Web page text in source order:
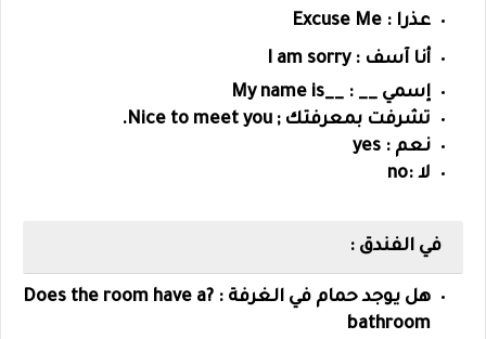
عذرا : Excuse Me
أنا آسف : I am sorry
إسمي __ : __My name is
تشرفت بمعرفتك ; Nice to meet you.
نعم : yes
لا :no
في الفندق :
هل يوجد حمام في الغرفة : ?Does the room have a
bathroom